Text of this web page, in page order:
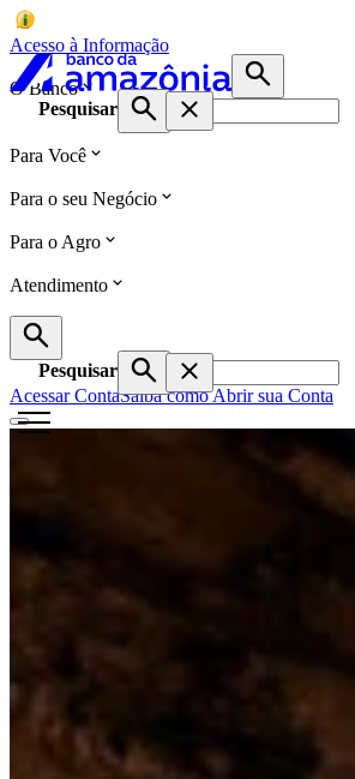
Acesso à Informação
O Banco
Pesquisar
Para Você
Para o seu Negócio
Para o Agro
Atendimento
Pesquisar
Acessar ContaSaiba como Abrir sua Conta